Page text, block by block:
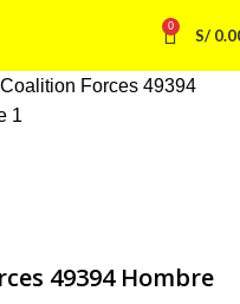
0 S/
enlarge
49394 Hombre